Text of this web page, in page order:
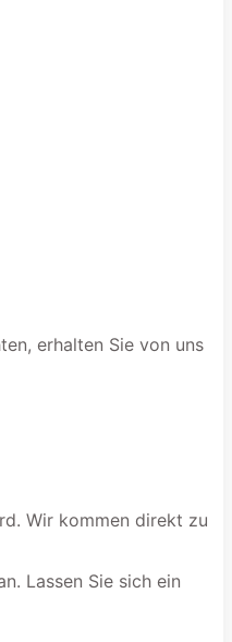
erhalten Sie von uns
Wir kommen direkt zu
Lassen Sie sich ein